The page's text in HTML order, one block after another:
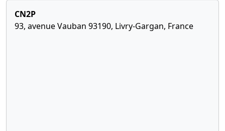
CN2P
93, avenue Vauban 93190, Livry-Gargan, France